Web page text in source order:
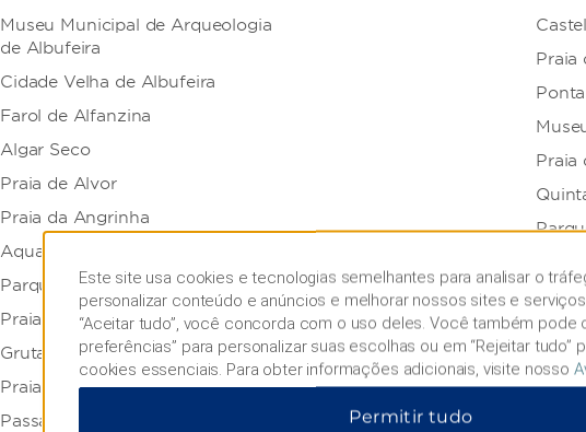
Museu Municipal de Arqueologia
de Albufeira
Cidade Velha de Albufeira
Farol de Alfanzina
Algar Seco
Praia de Alvor
Praia da Angrinha
Aqualand Algarve
Parque Aquático Aquashow
Praia de Benagil
Gruta de Benagil
Praia do Carvoeiro
Passadiço do Carvoeiro
Praia
Praia
Sand
Este site usa cookies e tecnologias semelhantes para analisar o
personalizar conteúdo e anúncios e melhorar nossos sites e
“Aceitar tudo”, você concorda com o uso deles. Você também pode
preferências” para personalizar suas escolhas ou em “Rejeitar tudo”
cookies essenciais. Para obter informações adicionais, visite nosso
Permitir tudo